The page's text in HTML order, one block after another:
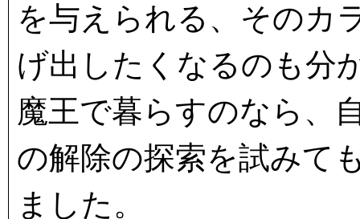
を与えられる、そのカ
げ出したくなるのも分
魔王で暮らすのなら、
の解除の探索を試みて
ました。